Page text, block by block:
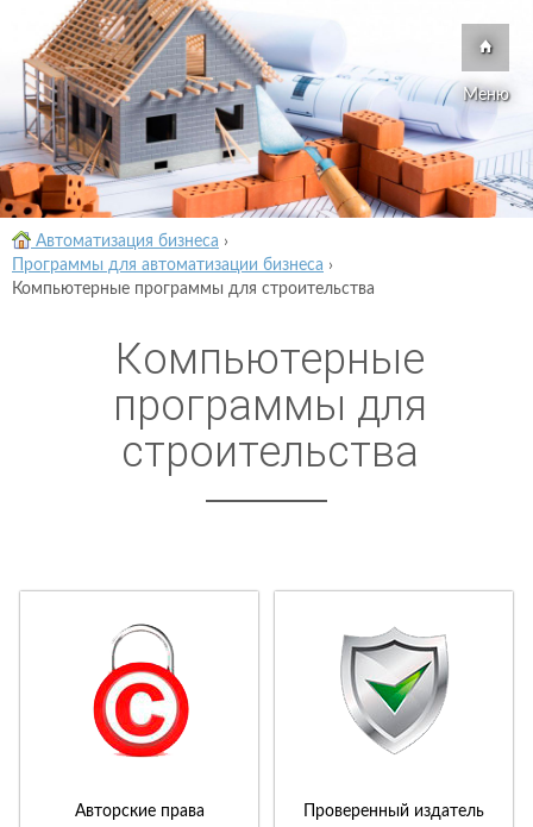
Меню
Автоматизация бизнеса ›
Программы для автоматизации бизнеса ›
Компьютерные программы для строительства
Компьютерные
программы для
строительства
Авторские права Проверенный издатель